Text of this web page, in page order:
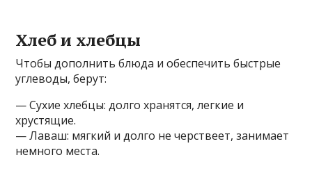
Хлеб и хлебцы
Чтобы дополнить блюда и обеспечить быстрые
углеводы, берут:
— Сухие хлебцы: долго хранятся, легкие и
хрустящие.
— Лаваш: мягкий и долго не черствеет, занимает
немного места.